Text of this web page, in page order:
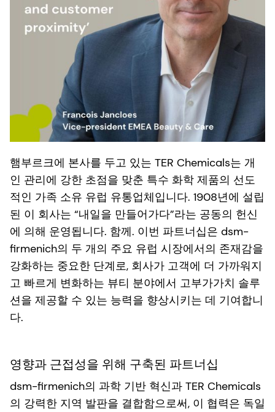
햄부르크에 본사를 두고 있는 TER Chemicals는 개
인 관리에 강한 초점을 맞춘 특수 화학 제품의 선도
적인 가족 소유 유럽 유통업체입니다. 1908년에 설립
된 이 회사는 “내일을 만들어가다”라는 공동의 헌신
에 의해 운영됩니다. 함께. 이번 파트너십은 dsm-
firmenich의 두 개의 주요 유럽 시장에서의 존재감을
강화하는 중요한 단계로, 회사가 고객에 더 가까워지
고 빠르게 변화하는 뷰티 분야에서 고부가가치 솔루
션을 제공할 수 있는 능력을 향상시키는 데 기여합니
다.
영향과 근접성을 위해 구축된 파트너십
dsm-firmenich의 과학 기반 혁신과 TER Chemicals
의 강력한 지역 발판을 결합함으로써, 이 협력은 독일